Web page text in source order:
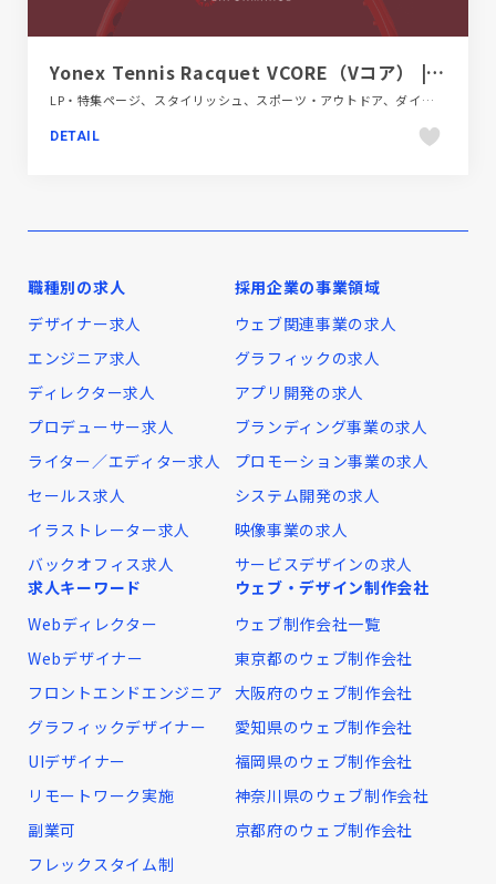
Yonex Tennis Racquet VCORE（Vコア） | TENNIS テニス | ヨネックス(YONEX)
LP・特集ページ、スタイリッシュ、スポーツ・アウトドア、ダイナミック、ブルー系、レッド系、大きめ写真
DETAIL
職種別の求人
デザイナー求人
エンジニア求人
ディレクター求人
プロデューサー求人
ライター／エディター求人
セールス求人
イラストレーター求人
バックオフィス求人
採用企業の事業領域
ウェブ関連事業の求人
グラフィックの求人
アプリ開発の求人
ブランディング事業の求人
プロモーション事業の求人
システム開発の求人
映像事業の求人
サービスデザインの求人
求人キーワード
Webディレクター
Webデザイナー
フロントエンドエンジニア
グラフィックデザイナー
UIデザイナー
リモートワーク実施
副業可
フレックスタイム制
ウェブ・デザイン制作会社
ウェブ制作会社一覧
東京都のウェブ制作会社
大阪府のウェブ制作会社
愛知県のウェブ制作会社
福岡県のウェブ制作会社
神奈川県のウェブ制作会社
京都府のウェブ制作会社